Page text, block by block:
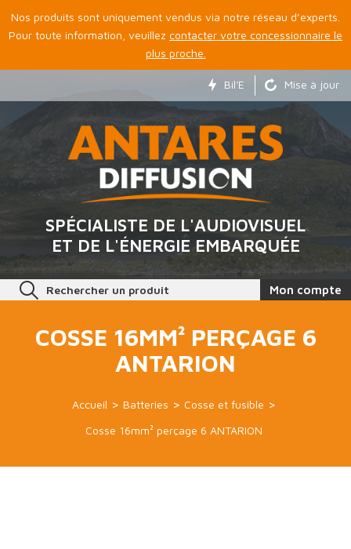
Nos produits sont uniquement vendus via notre réseau d’experts.
Pour toute information, veuillez contacter votre concessionnaire le
plus proche.
Bil'E Mise à jour
SPÉCIALISTE DE L'AUDIOVISUEL
ET DE L'ÉNERGIE EMBARQUÉE
Rechercher un produit Mon compte
COSSE 16MM² PERÇAGE 6
ANTARION
Accueil Batteries
Cosse et fusible
Cosse 16mm² perçage 6 ANTARION